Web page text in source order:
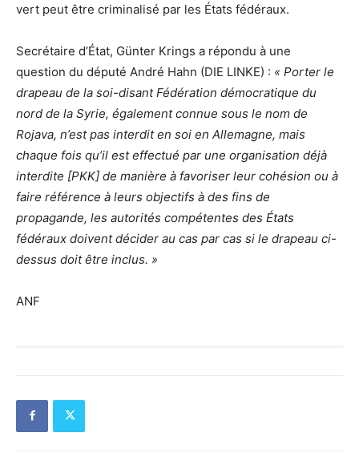
vert peut être criminalisé par les États fédéraux.
Secrétaire d’État, Günter Krings a répondu à une
question du député André Hahn (DIE LINKE) : « Porter le
drapeau de la soi-disant Fédération démocratique du
nord de la Syrie, également connue sous le nom de
Rojava, n’est pas interdit en soi en Allemagne, mais
chaque fois qu’il est effectué par une organisation déjà
interdite [PKK] de manière à favoriser leur cohésion ou à
faire référence à leurs objectifs à des fins de
propagande, les autorités compétentes des États
fédéraux doivent décider au cas par cas si le drapeau ci-
dessus doit être inclus. »
ANF